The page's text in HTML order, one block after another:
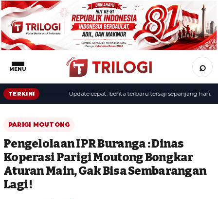
MENU ⌕
TERKINI Update cepat: berita terbaru tersaji sepanjang hari.
PARIGI MOUTONG
Pengelolaan IPR Buranga : Dinas
Koperasi Parigi Moutong Bongkar
Aturan Main, Gak Bisa Sembarangan
Lagi !